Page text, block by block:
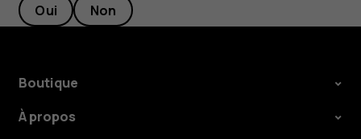
Oui Non
Boutique
À propos